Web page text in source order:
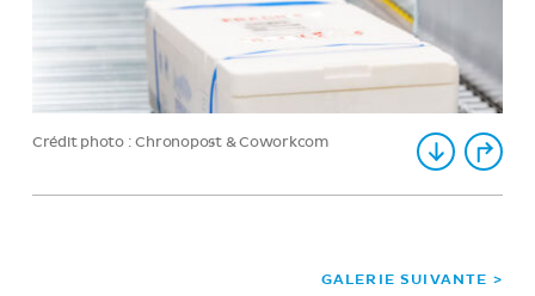
Crédit photo : Chronopost & Coworkcom
GALERIE SUIVANTE >